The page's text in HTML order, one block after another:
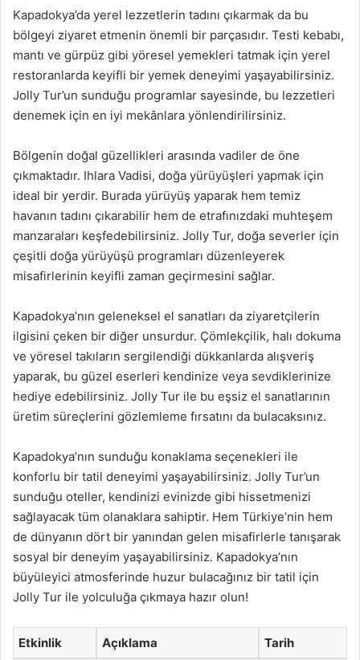
Kapadokya’da yerel lezzetlerin tadını çıkarmak da bu
bölgeyi ziyaret etmenin önemli bir parçasıdır. Testi kebabı,
mantı ve gürpüz gibi yöresel yemekleri tatmak için yerel
restoranlarda keyifli bir yemek deneyimi yaşayabilirsiniz.
Jolly Tur’un sunduğu programlar sayesinde, bu lezzetleri
denemek için en iyi mekânlara yönlendirilirsiniz.
Bölgenin doğal güzellikleri arasında vadiler de öne
çıkmaktadır. Ihlara Vadisi, doğa yürüyüşleri yapmak için
ideal bir yerdir. Burada yürüyüş yaparak hem temiz
havanın tadını çıkarabilir hem de etrafınızdaki muhteşem
manzaraları keşfedebilirsiniz. Jolly Tur, doğa severler için
çeşitli doğa yürüyüşü programları düzenleyerek
misafirlerinin keyifli zaman geçirmesini sağlar.
Kapadokya’nın geleneksel el sanatları da ziyaretçilerin
ilgisini çeken bir diğer unsurdur. Çömlekçilik, halı dokuma
ve yöresel takıların sergilendiği dükkanlarda alışveriş
yaparak, bu güzel eserleri kendinize veya sevdiklerinize
hediye edebilirsiniz. Jolly Tur ile bu eşsiz el sanatlarının
üretim süreçlerini gözlemleme fırsatını da bulacaksınız.
Kapadokya’nın sunduğu konaklama seçenekleri ile
konforlu bir tatil deneyimi yaşayabilirsiniz. Jolly Tur’un
sunduğu oteller, kendinizi evinizde gibi hissetmenizi
sağlayacak tüm olanaklara sahiptir. Hem Türkiye’nin hem
de dünyanın dört bir yanından gelen misafirlerle tanışarak
sosyal bir deneyim yaşayabilirsiniz. Kapadokya’nın
büyüleyici atmosferinde huzur bulacağınız bir tatil için
Jolly Tur ile yolculuğa çıkmaya hazır olun!
Etkinlik Açıklama Tarih